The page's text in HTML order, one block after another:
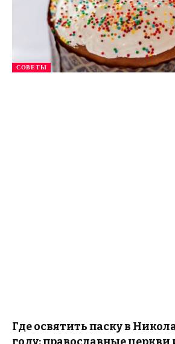
СОВЕТЫ
Где освятить паску в